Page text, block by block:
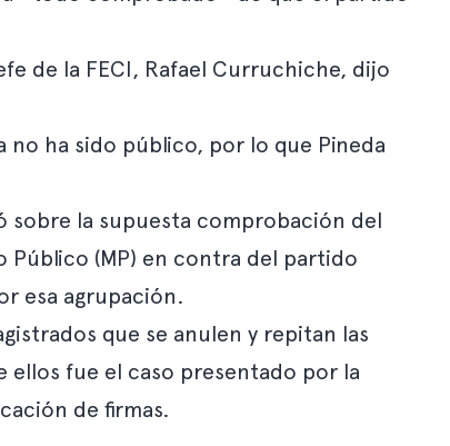
de la FECI, Rafael Curruchiche, dijo
ha sido público, por lo que Pineda
sobre la supuesta comprobación del
Público (MP) en contra del partido
esa agrupación.
que se anulen y repitan las
ellos fue el caso presentado por la
de firmas.